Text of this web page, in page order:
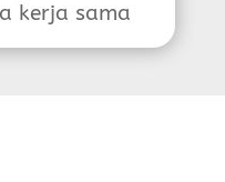
kerja sama